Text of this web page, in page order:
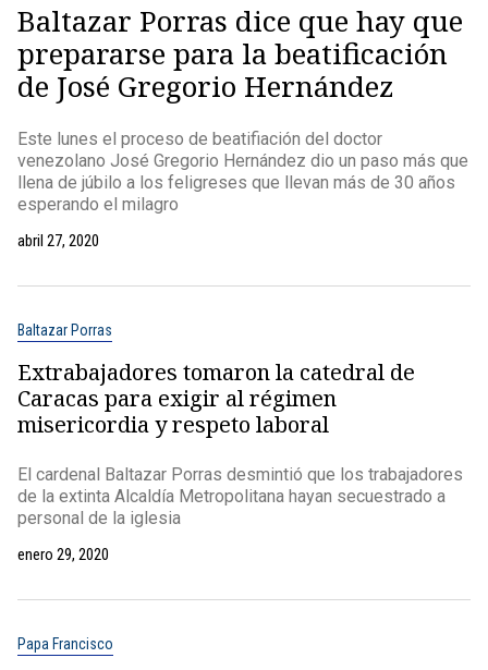
Baltazar Porras dice que hay que
prepararse para la beatificación
de José Gregorio Hernández
Este lunes el proceso de beatifiación del doctor
venezolano José Gregorio Hernández dio un paso más que
llena de júbilo a los feligreses que llevan más de 30 años
esperando el milagro
abril 27, 2020
Baltazar Porras
Extrabajadores tomaron la catedral de
Caracas para exigir al régimen
misericordia y respeto laboral
El cardenal Baltazar Porras desmintió que los trabajadores
de la extinta Alcaldía Metropolitana hayan secuestrado a
personal de la iglesia
enero 29, 2020
Papa Francisco